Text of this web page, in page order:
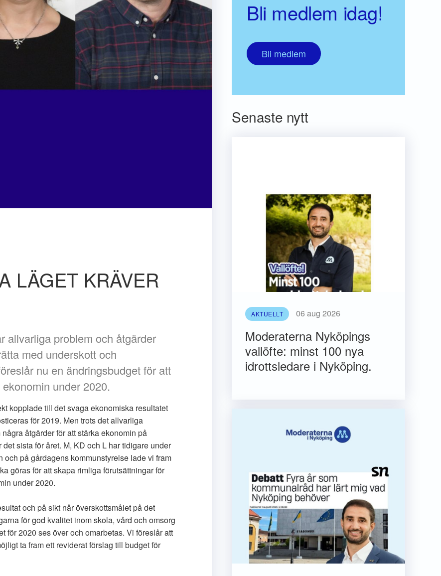
LÄGET KRÄVER
allvarliga problem och åtgärder
med underskott och
nu en ändringsbudget för att
under 2020.
kopplade till det svaga ekonomiska resultatet
för 2019. Men trots det allvarliga
åtgärder för att stärka ekonomin på
sista för året. M, KD och L har tidigare under
och på gårdagens kommunstyrelse lade vi fram
göras för att skapa rimliga förutsättningar för
under 2020.
och på sikt når överskottsmålet på det
för god kvalitet inom skola, vård och omsorg
för 2020 ses över och omarbetas. Vi föreslår att
ta fram ett reviderat förslag till budget för
Bli medlem idag!
Bli medlem
Senaste nytt
AKTUELLT 06 aug 2026
Moderaterna Nyköpings
vallöfte: minst 100 nya
idrottsledare i Nyköping.